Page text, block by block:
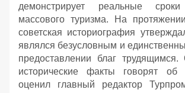
демонстрирует реальные
массового туризма. На
советская историография
являлся безусловным и
предоставлении благ трудящимся.
исторические факты говорят об
оценил главный редактор